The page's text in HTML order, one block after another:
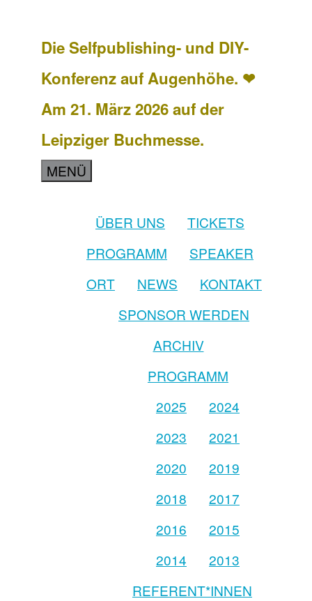
Die Selfpublishing- und DIY-
Konferenz auf Augenhöhe. ❤
Am 21. März 2026 auf der
Leipziger Buchmesse.
MENÜ
ÜBER UNS
TICKETS
PROGRAMM
SPEAKER
ORT
NEWS
KONTAKT
SPONSOR WERDEN
ARCHIV
PROGRAMM
2025
2024
2023
2021
2020
2019
2018
2017
2016
2015
2014
2013
REFERENT*INNEN